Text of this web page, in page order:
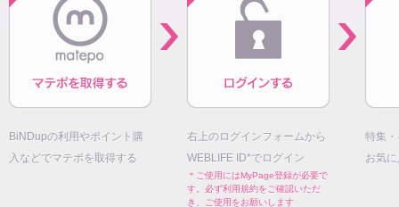
BiNDupの利用やポイント購
入などでマテポを取得する
右上のログインフォームから
WEBLIFE ID*でログイン
＊ご使用にはMyPage登録が必要で
す。必ず利用規約をご確認いただ
き、ご使用をお願いします
特集
お気